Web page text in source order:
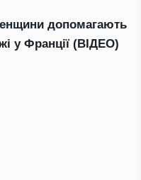
допомагають
у Франції (ВІДЕО)